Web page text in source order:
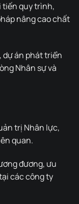
tiến quy trình,
nâng cao chất
dự án phát triển
Nhân sự và
trị Nhân lực,
quan.
đương, ưu
các công ty